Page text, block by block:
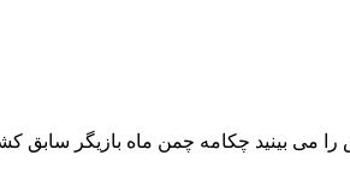
می بینید چکامه چمن ماه بازیگر